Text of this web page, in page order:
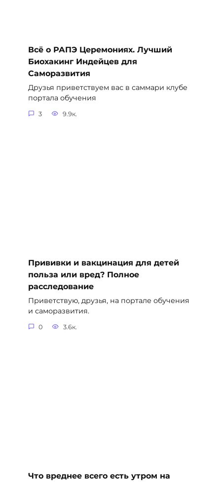
Всё о РАПЭ Церемониях. Лучший
Биохакинг Индейцев для
Саморазвития
Друзья приветствуем вас в саммари клубе
портала обучения
3 9.9к.
Прививки и вакцинация для детей
польза или вред? Полное
расследование
Приветствую, друзья, на портале обучения
и саморазвития.
0 3.6к.
Что вреднее всего есть утром на